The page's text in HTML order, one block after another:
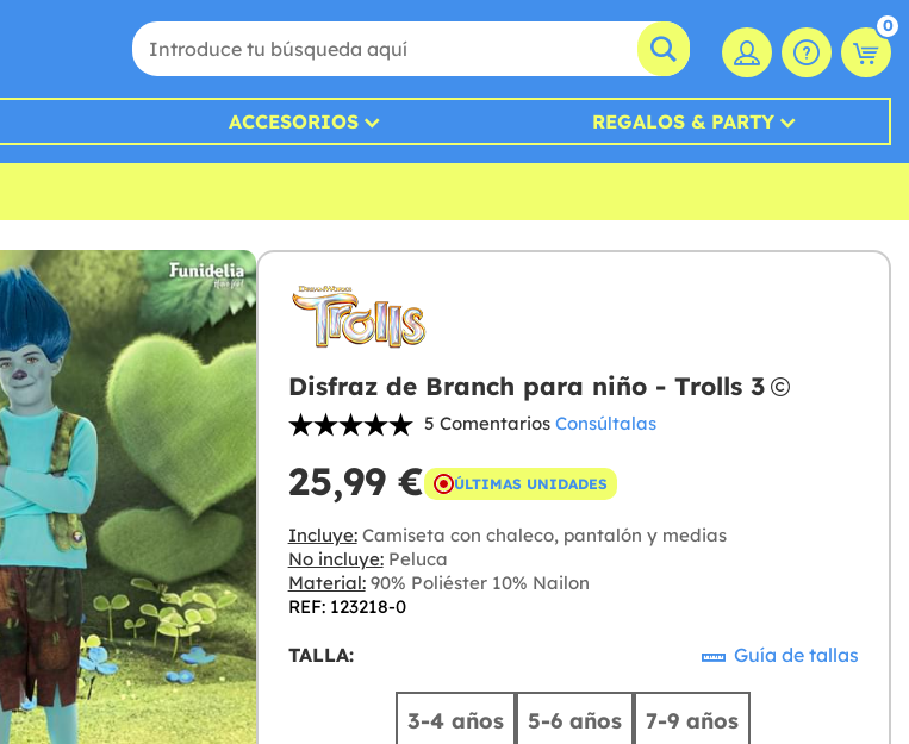
0
ACCESORIOS REGALOS & PARTY
Disfraz de Branch para niño - Trolls 3
5 Comentarios Consúltalas
25,99 € ÚLTIMAS UNIDADES
Incluye:Camiseta con chaleco, pantalón y medias
No incluye:Peluca
Material:90% Poliéster 10% Nailon
REF: 123218-0
TALLA: Guía de tallas
3-4 años 5-6 años 7-9 años